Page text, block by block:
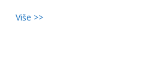
Više >>